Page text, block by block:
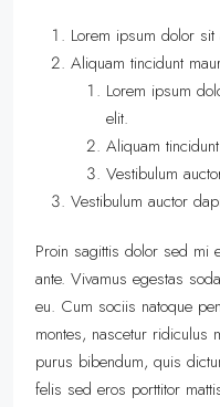
Lorem ipsum dolor
Aliquam tincidunt
Lorem ipsum
elit.
Aliquam
Vestibulum
Vestibulum auctor
Proin sagittis dolor sed mi
ante. Vivamus egestas
eu. Cum sociis natoque
montes, nascetur ridiculus
purus bibendum, quis
felis sed eros porttitor